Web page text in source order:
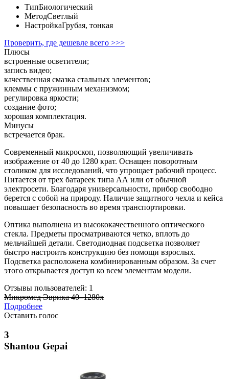
ТипБиологический
МетодСветлый
НастройкаГрубая, тонкая
Проверить, где дешевле всего >>>
Плюсы
встроенные осветители;
запись видео;
качественная смазка стальных элементов;
клеммы с пружинным механизмом;
регулировка яркости;
создание фото;
хорошая комплектация.
Минусы
встречается брак.
Современный микроскоп, позволяющий увеличивать
изображение от 40 до 1280 крат. Оснащен поворотным
столиком для исследований, что упрощает рабочий процесс.
Питается от трех батареек типа АА или от обычной
электросети. Благодаря универсальности, прибор свободно
берется с собой на природу. Наличие защитного чехла и кейса
повышает безопасность во время транспортировки.
Оптика выполнена из высококачественного оптического
стекла. Предметы просматриваются четко, вплоть до
мельчайшей детали. Светодиодная подсветка позволяет
быстро настроить конструкцию без помощи взрослых.
Подсветка расположена комбинированным образом. За счет
этого открывается доступ ко всем элементам модели.
Отзывы пользователей: 1
Микромед Эврика 40–1280х
Подробнее
Оставить голос
3
Shantou Gepai